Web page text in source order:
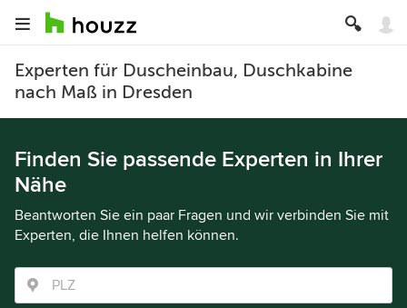
Experten für Duscheinbau, Duschkabine
nach Maß in Dresden
Finden Sie passende Experten in Ihrer
Nähe
Beantworten Sie ein paar Fragen und wir verbinden Sie mit
Experten, die Ihnen helfen können.